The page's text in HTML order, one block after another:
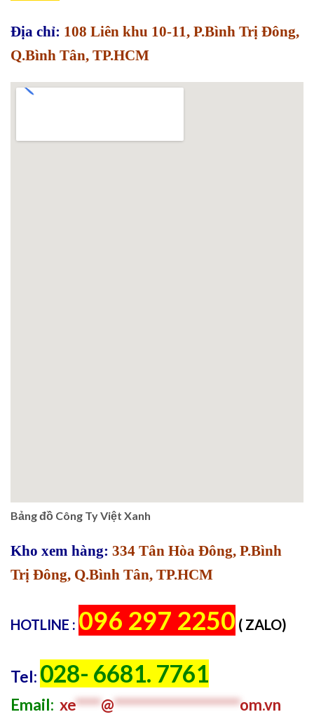
Địa chỉ: 108 Liên khu 10-11, P.Bình Trị Đông,
Q.Bình Tân, TP.HCM
Bảng đồ Công Ty Việt Xanh
Kho xem hàng: 334 Tân Hòa Đông, P.Bình
Trị Đông, Q.Bình Tân, TP.HCM
HOTLINE : 096 297 2250 ( ZALO)
Tel: 028- 6681. 7761
Email: xe****@********************om.vn